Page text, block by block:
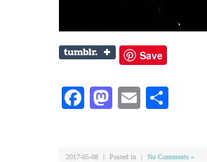
Save
Facebook
Mastodon
Email
2017-05-08 ｜ Posted in ｜ No Comments »